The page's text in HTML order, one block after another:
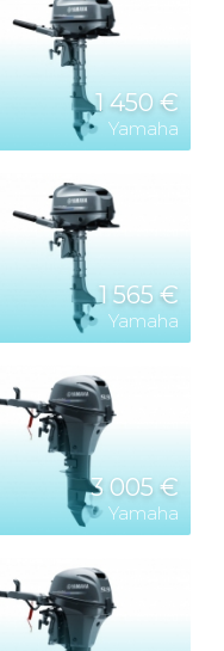
1 450 €
Yamaha
1 565 €
Yamaha
3 005 €
Yamaha